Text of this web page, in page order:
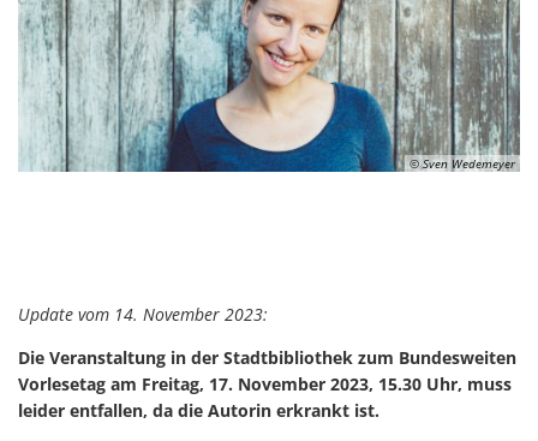
© Sven Wedemeyer
Update vom 14. November 2023:
Die Veranstaltung in der Stadtbibliothek zum Bundesweiten
Vorlesetag am Freitag, 17. November 2023, 15.30 Uhr, muss
leider entfallen, da die Autorin erkrankt ist.